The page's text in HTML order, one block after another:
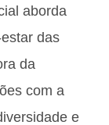
aborda
das
da
com a
e